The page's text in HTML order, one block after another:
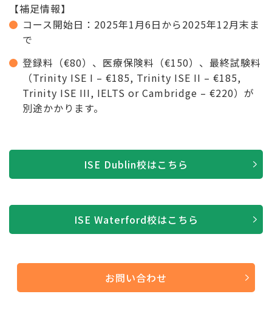
【補足情報】
コース開始日：2025年1月6日から2025年12月末ま
で
登録料（€80）、医療保険料（€150）、最終試験料
（Trinity ISE I – €185, Trinity ISE II – €185,
Trinity ISE III, IELTS or Cambridge – €220）が
別途かかります。
ISE Dublin校はこちら
ISE Waterford校はこちら
お問い合わせ